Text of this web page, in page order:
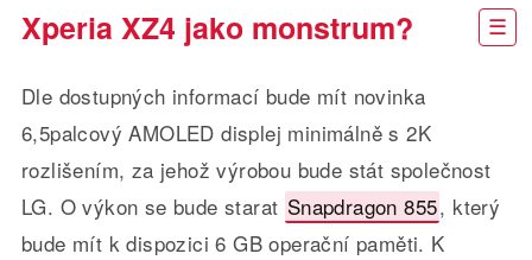
Xperia XZ4 jako monstrum?
Dle dostupných informací bude mít novinka
6,5palcový AMOLED displej minimálně s 2K
rozlišením, za jehož výrobou bude stát společnost
LG. O výkon se bude starat Snapdragon 855, který
bude mít k dispozici 6 GB operační paměti. K